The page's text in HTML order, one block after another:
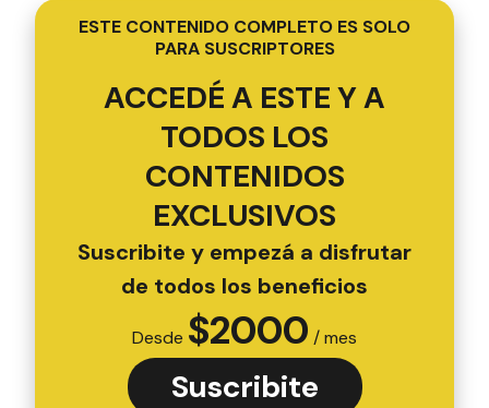
ESTE CONTENIDO COMPLETO ES SOLO
PARA SUSCRIPTORES
ACCEDÉ A ESTE Y A
TODOS LOS
CONTENIDOS
EXCLUSIVOS
Suscribite y empezá a disfrutar
de todos los beneficios
Desde $2000 / mes
Suscribite